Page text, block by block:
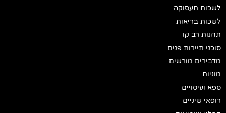
לשכות תעסוקה
לשכות בריאות
תחנות רב קו
סוכני תיירות פנים
מדבירים מורשים
מוניות
ספא ועיסויים
רופאי שיניים